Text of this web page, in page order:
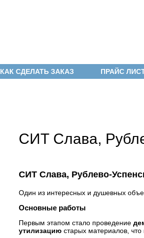
КАК СДЕЛАТЬ ЗАКАЗ ПРАЙС
СИТ Слава,
СИТ Слава, Рублево-
Один из интересных и душевных
Основные работы
Первым этапом стало проведение
утилизацию старых материалов, что